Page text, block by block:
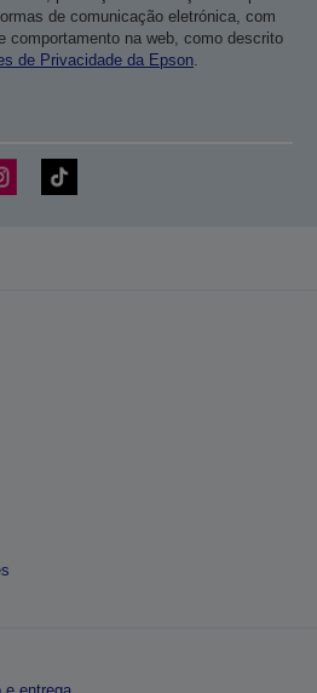
de comunicação eletrónica, com
comportamento na web, como descrito
de Privacidade da Epson